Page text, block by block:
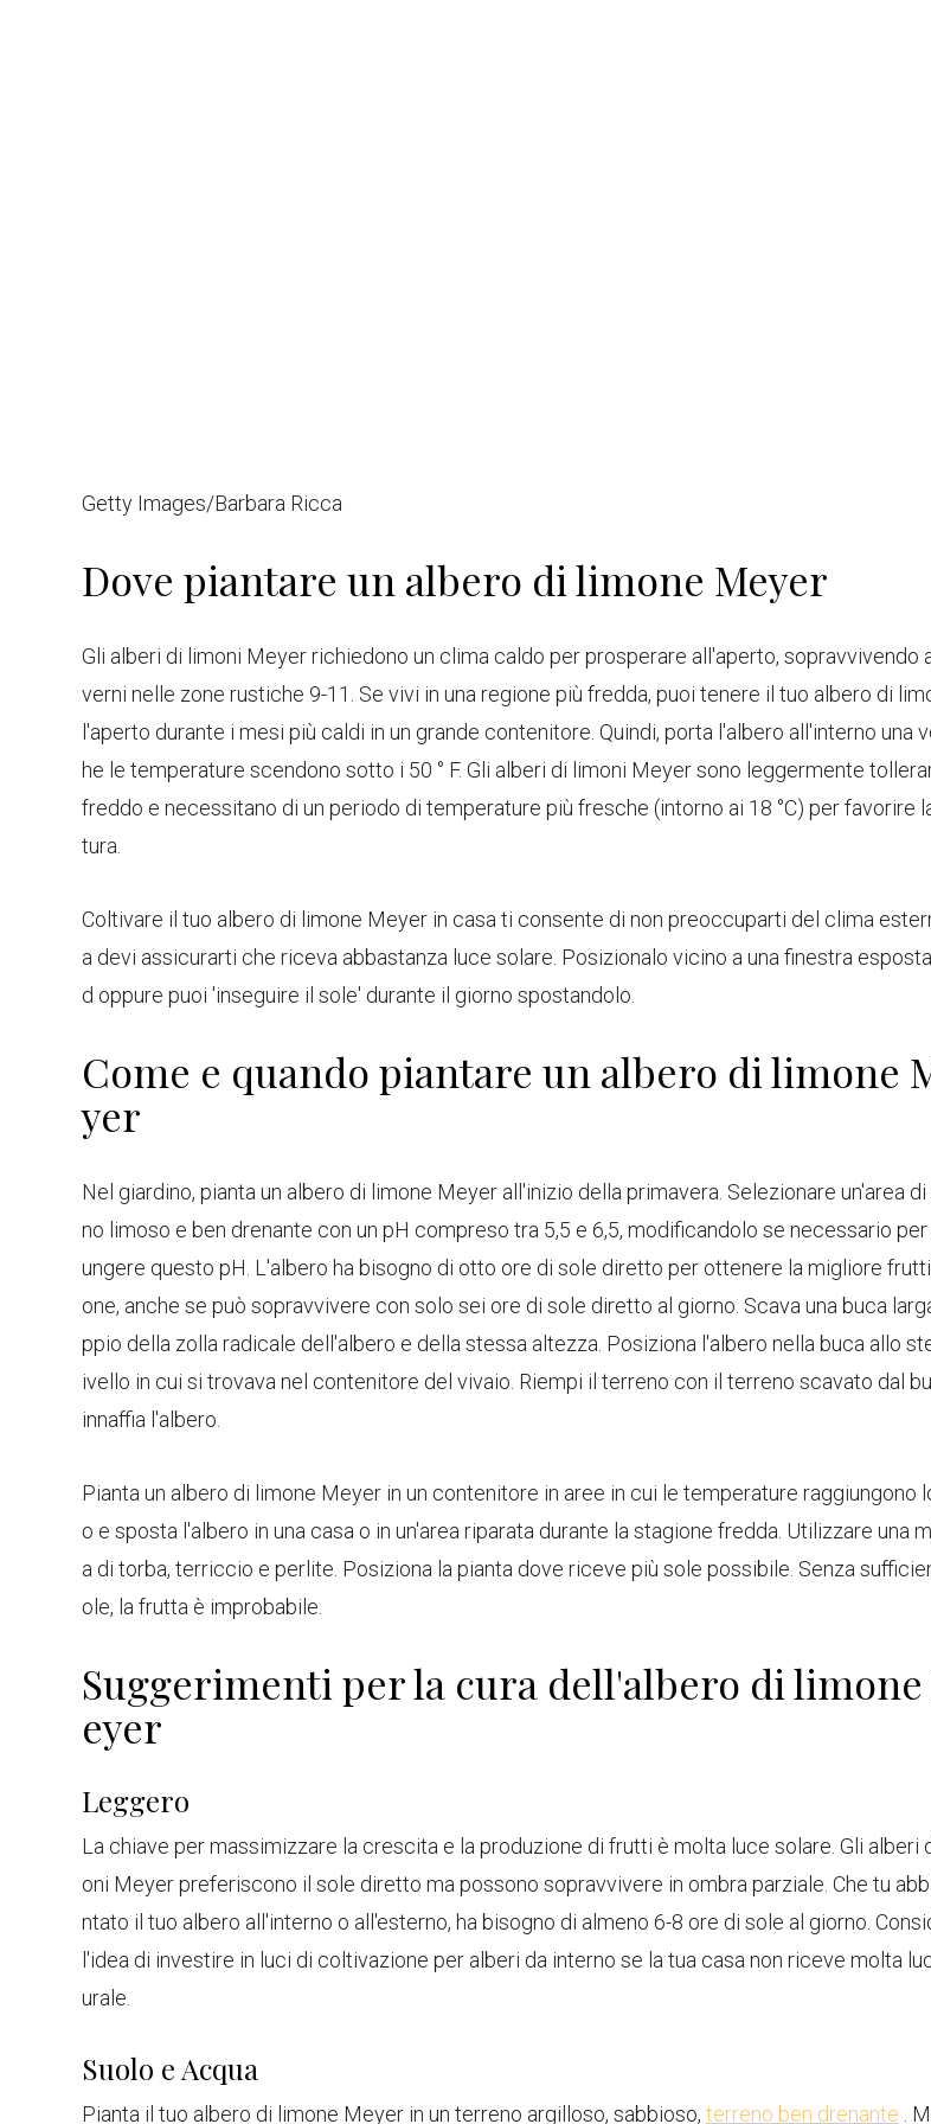
Getty Images/Barbara Ricca
Dove piantare un albero di limone Meyer
Gli alberi di limoni Meyer richiedono un clima caldo per prosperare all'aperto, sopravvivendo
verni nelle zone rustiche 9-11. Se vivi in ​​una regione più fredda, puoi tenere il tuo albero di
l'aperto durante i mesi più caldi in un grande contenitore. Quindi, porta l'albero all'interno una
he le temperature scendono sotto i 50 ° F. Gli alberi di limoni Meyer sono leggermente
freddo e necessitano di un periodo di temperature più fresche (intorno ai 18 °C) per favorire
tura.
Coltivare il tuo albero di limone Meyer in casa ti consente di non preoccuparti del clima
a devi assicurarti che riceva abbastanza luce solare. Posizionalo vicino a una finestra
d oppure puoi 'inseguire il sole' durante il giorno spostandolo.
Come e quando piantare un albero di limone
yer
Nel giardino, pianta un albero di limone Meyer all'inizio della primavera. Selezionare un'area
no limoso e ben drenante con un pH compreso tra 5,5 e 6,5, modificandolo se necessario
ungere questo pH. L'albero ha bisogno di otto ore di sole diretto per ottenere la migliore
one, anche se può sopravvivere con solo sei ore di sole diretto al giorno. Scava una buca
ppio della zolla radicale dell'albero e della stessa altezza. Posiziona l'albero nella buca allo
ivello in cui si trovava nel contenitore del vivaio. Riempi il terreno con il terreno scavato dal
innaffia l'albero.
Pianta un albero di limone Meyer in un contenitore in aree in cui le temperature raggiungono
o e sposta l'albero in una casa o in un'area riparata durante la stagione fredda. Utilizzare una
a di torba, terriccio e perlite. Posiziona la pianta dove riceve più sole possibile. Senza
ole, la frutta è improbabile.
Suggerimenti per la cura dell'albero di limone
eyer
Leggero
La chiave per massimizzare la crescita e la produzione di frutti è molta luce solare. Gli alberi
oni Meyer preferiscono il sole diretto ma possono sopravvivere in ombra parziale. Che tu
ntato il tuo albero all'interno o all'esterno, ha bisogno di almeno 6-8 ore di sole al giorno.
l'idea di investire in luci di coltivazione per alberi da interno se la tua casa non riceve molta
urale.
Suolo e Acqua
Pianta il tuo albero di limone Meyer in un terreno argilloso, sabbioso, terreno ben drenante .